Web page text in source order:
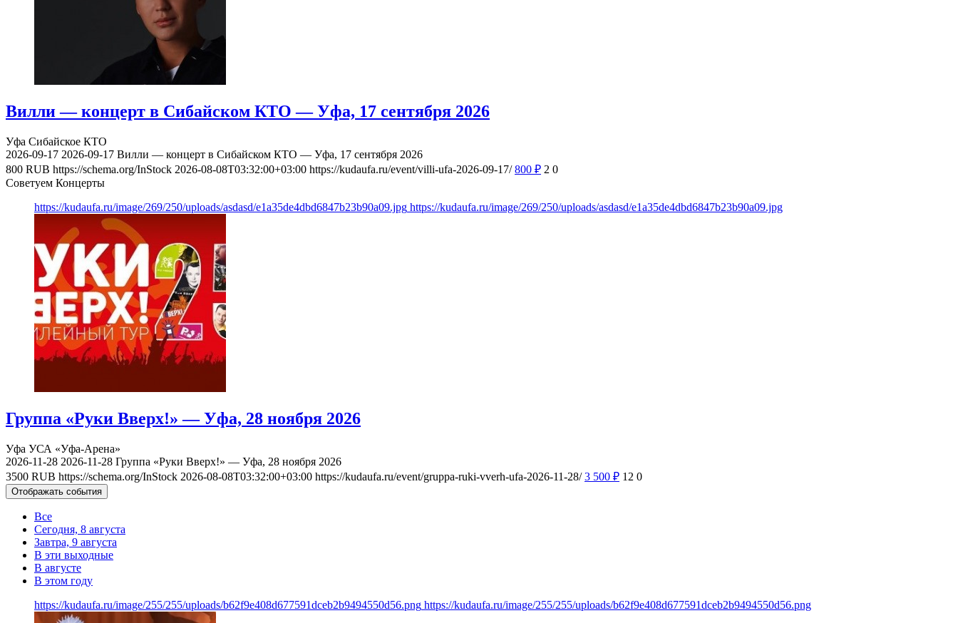
Вилли — концерт в Сибайском КТО — Уфа, 17 сентября 2026
Уфа Сибайское КТО
2026-09-17 2026-09-17 Вилли — концерт в Сибайском КТО — Уфа, 17 сентября 2026
800 RUB https://schema.org/InStock 2026-08-08T03:32:00+03:00 https://kudaufa.ru/event/villi-ufa-2026-09-17/ 800 ₽ 2 0
Советуем Концерты
https://kudaufa.ru/image/269/250/uploads/asdasd/e1a35de4dbd6847b23b90a09.jpg https://kudaufa.ru/image/269/250/uploads/asdasd/e1a35de4dbd6847b23b90a09.jpg
Группа «Руки Вверх!» — Уфа, 28 ноября 2026
Уфа УСА «Уфа-Арена»
2026-11-28 2026-11-28 Группа «Руки Вверх!» — Уфа, 28 ноября 2026
3500 RUB https://schema.org/InStock 2026-08-08T03:32:00+03:00 https://kudaufa.ru/event/gruppa-ruki-vverh-ufa-2026-11-28/ 3 500 ₽ 12 0
Отображать события
Все
Сегодня, 8 августа
Завтра, 9 августа
В эти выходные
В августе
В этом году
https://kudaufa.ru/image/255/255/uploads/b62f9e408d677591dceb2b9494550d56.png https://kudaufa.ru/image/255/255/uploads/b62f9e408d677591dceb2b9494550d56.png